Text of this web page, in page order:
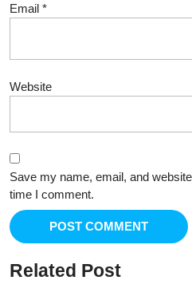
Email *
Website
Save my name, email, and
time I comment.
Related Post